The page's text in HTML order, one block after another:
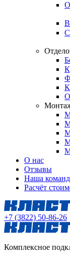
О нас
Отзывы
Наша
Расчёт
+7 (3822) 50-86-26
Комплексное